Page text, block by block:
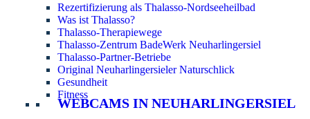
Rezertifizierung als Thalasso-Nordseeheilbad
Was ist Thalasso?
Thalasso-Therapiewege
Thalasso-Zentrum BadeWerk Neuharlingersiel
Thalasso-Partner-Betriebe
Original Neuharlingersieler Naturschlick
Gesundheit
Fitness
WEBCAMS IN NEUHARLINGERSIEL